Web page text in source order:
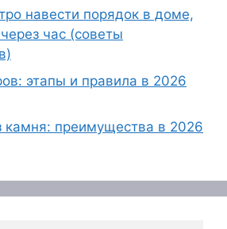
навести порядок в доме,
час (советы
этапы и правила в 2026
камня: преимущества в 2026